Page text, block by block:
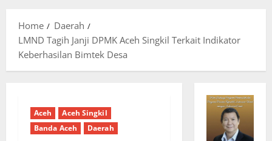
Home
Daerah
LMND Tagih Janji DPMK Aceh Singkil Terkait Indikator
Keberhasilan Bimtek Desa
Aceh
Aceh Singkil
Banda Aceh
Daerah